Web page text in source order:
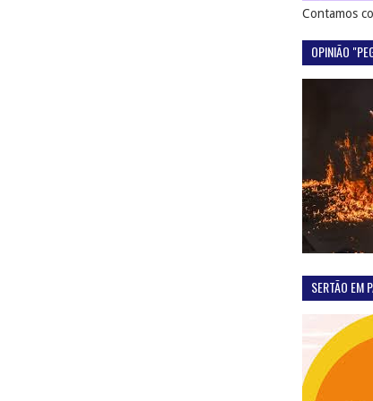
Contamos
OPINIÃO
SERTÃO EM